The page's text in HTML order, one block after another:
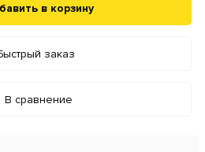
в корзину
заказ
В сравнение